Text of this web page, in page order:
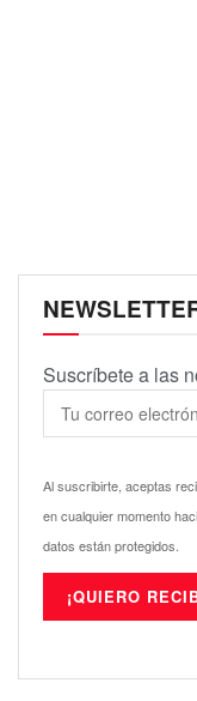
Suscríbete a las
Al suscribirte, aceptas
en cualquier momento
datos están protegidos.